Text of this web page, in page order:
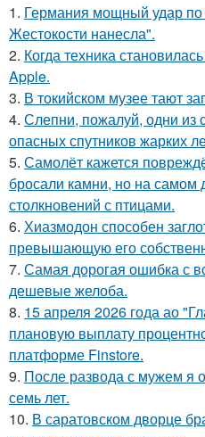
1. Германия мощный удар по
Жестокости нанесла".
2. Когда техника
Apple.
3. В токийском музее тают
4. Слепни, пожалуй, одни из
опасных спутников жарких
5. Самолёт кажется
бросали камни, но на самом
столкновений с птицами.
6. Хиазмодон способен
превышающую его
7. Самая дорогая ошибка с
дешевые желоба.
8. 15 апреля 2026 года ао
плановую выплату
платформе Finstore.
9. После развода с мужем я
семь лет.
10. В саратовском дворце